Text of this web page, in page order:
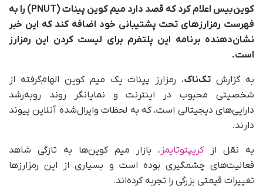
کوین‌بیس اعلام کرد که قصد دارد میم کوین پینات (PNUT) را به
فهرست رمزارزهای تحت پشتیبانی خود اضافه کند که این خبر
نشان‌دهنده برنامه این پلتفرم برای لیست کردن این رمزارز
است.
به‌ گزارش تک‌ناک، رمزارز پینات یک میم کوین الهام‌گرفته از
شخصیتی محبوب در اینترنت و نمایانگر روند روبه‌رشد
دارایی‌های دیجیتالی است، که به لحظات وایرال‌شده آنلاین پیوند
دارند.
به‌ نقل ازکریپتوتایمز ، بازار میم کوین‌ها به تازگی شاهد
فعالیت‌های چشمگیری بوده است و بسیاری از این رمزارزها
تغییرات قیمتی بزرگی را تجربه کرده‌اند.